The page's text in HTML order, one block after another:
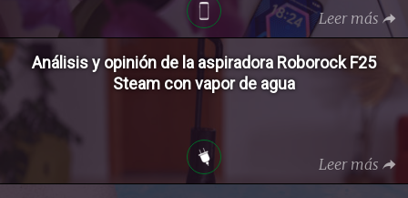
Leer más
Análisis y opinión de la aspiradora Roborock F25
Steam con vapor de agua
Leer más